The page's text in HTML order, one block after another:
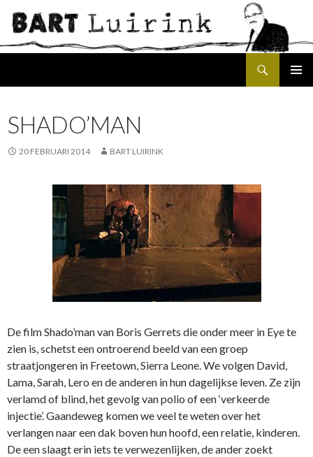
SHADO’MAN
20 FEBRUARI 2014 BART LUIRINK
De film Shado’man van Boris Gerrets die onder meer in Eye te
zien is, schetst een ontroerend beeld van een groep
straatjongeren in Freetown, Sierra Leone. We volgen David,
Lama, Sarah, Lero en de anderen in hun dagelijkse leven. Ze zijn
verlamd of blind, het gevolg van polio of een ‘verkeerde
injectie’. Gaandeweg komen we veel te weten over het
verlangen naar een dak boven hun hoofd, een relatie, kinderen.
De een slaagt erin iets te verwezenlijken, de ander zoekt